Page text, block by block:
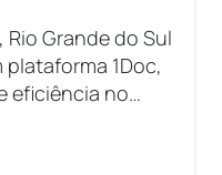
Grande do Sul
1Doc,
eficiência no